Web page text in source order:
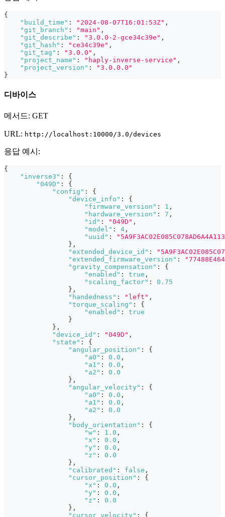
{
"build_time" : "2024-08-07T16:01:53Z" ,
"git_branch" : "main" ,
"git_describe" : "3.0.0-2-gce34c39e" ,
"git_hash" : "ce34c39e" ,
"git_tag" : "3.0.0" ,
"project_name" : "haply-inverse-service" ,
"project_version" :
"3.0.0.0"
}
디바이스
메서드: GET
URL: http://localhost:10000/3.0/devices
응답 예시:
{
"inverse3" :
{
"049D" :
{
"config" :
{
"device_info" :
{
"firmware_version" : 1 ,
"hardware_version" : 7 ,
"id" : "049D" ,
"model" : 4 ,
"uuid" :
} ,
"extended_device_id" :
"extended_firmware_version" :
"gravity_compensation" :
{
"enabled" : true ,
"scaling_factor" :
0.75
} ,
"handedness" : "left" ,
"torque_scaling" :
{
"enabled" :
true
}
} ,
"device_id" : "049D" ,
"state" :
{
"angular_position" :
{
"a0" : 0.0 ,
"a1" : 0.0 ,
"a2" :
0.0
} ,
"angular_velocity" :
{
"a0" : 0.0 ,
"a1" : 0.0 ,
"a2" :
0.0
} ,
"body_orientation" :
{
"w" : 1.0 ,
"x" : 0.0 ,
"y" : 0.0 ,
"z" :
0.0
} ,
"calibrated" : false ,
"cursor_position" :
{
"x" : 0.0 ,
"y" : 0.0 ,
"z" :
0.0
} ,
"cursor_velocity" :
{